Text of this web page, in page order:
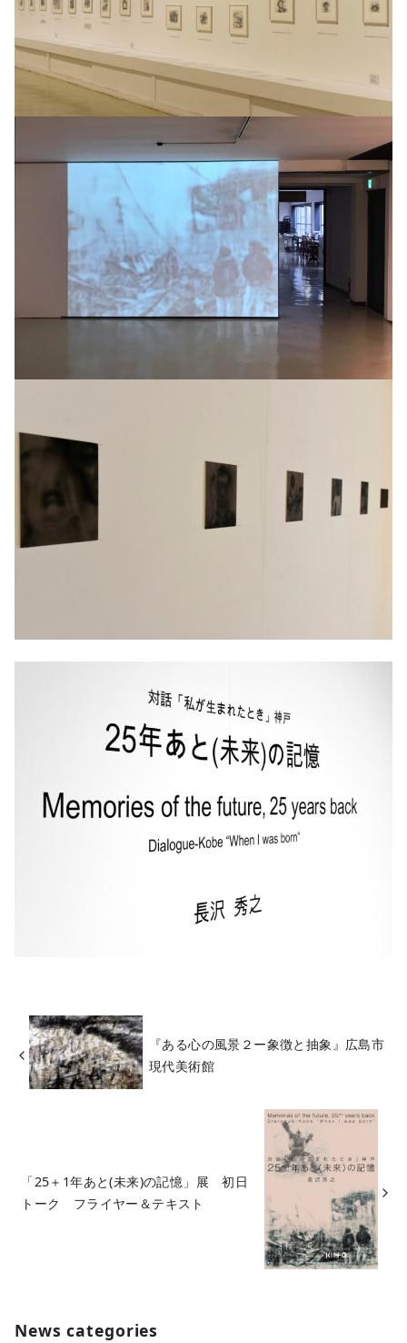
『ある心の風景２ー象徴と抽象』広島市
現代美術館
「25＋1年あと(未来)の記憶」展 初日
トーク フライヤー＆テキスト
News categories